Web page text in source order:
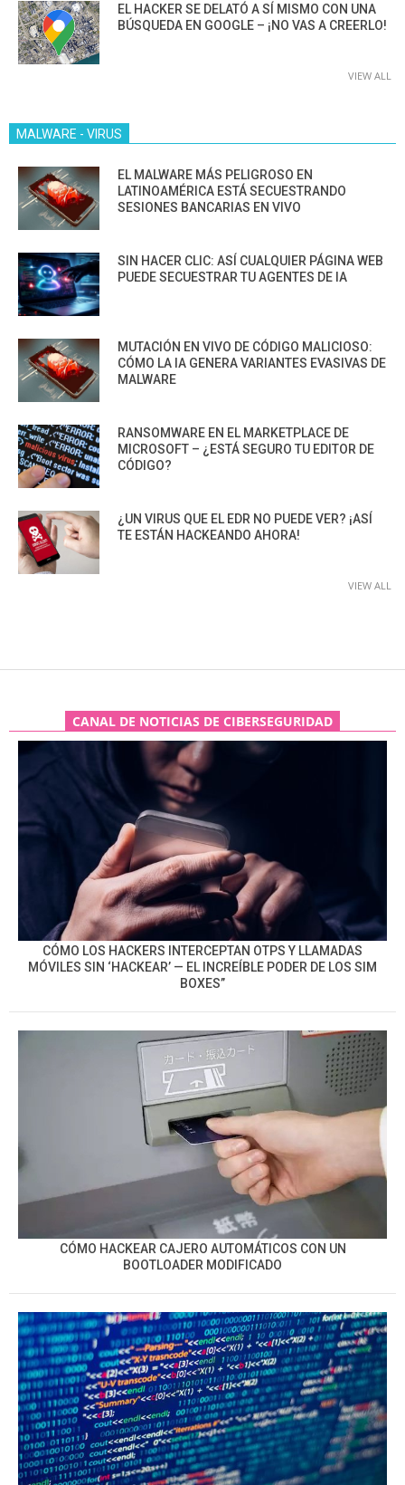
EL HACKER SE DELATÓ A SÍ MISMO CON UNA
BÚSQUEDA EN GOOGLE – ¡NO VAS A CREERLO!
VIEW ALL
MALWARE - VIRUS
EL MALWARE MÁS PELIGROSO EN
LATINOAMÉRICA ESTÁ SECUESTRANDO
SESIONES BANCARIAS EN VIVO
SIN HACER CLIC: ASÍ CUALQUIER PÁGINA WEB
PUEDE SECUESTRAR TU AGENTES DE IA
MUTACIÓN EN VIVO DE CÓDIGO MALICIOSO:
CÓMO LA IA GENERA VARIANTES EVASIVAS DE
MALWARE
RANSOMWARE EN EL MARKETPLACE DE
MICROSOFT – ¿ESTÁ SEGURO TU EDITOR DE
CÓDIGO?
¿UN VIRUS QUE EL EDR NO PUEDE VER? ¡ASÍ
TE ESTÁN HACKEANDO AHORA!
VIEW ALL
CANAL DE NOTICIAS DE CIBERSEGURIDAD
CÓMO LOS HACKERS INTERCEPTAN OTPS Y LLAMADAS
MÓVILES SIN ‘HACKEAR’ — EL INCREÍBLE PODER DE LOS SIM
BOXES”
CÓMO HACKEAR CAJERO AUTOMÁTICOS CON UN
BOOTLOADER MODIFICADO